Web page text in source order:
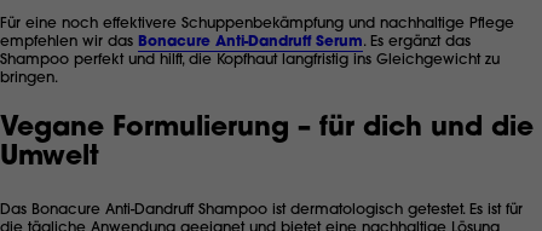
Für eine noch effektivere Schuppenbekämpfung und nachhaltige Pflege
empfehlen wir das Bonacure Anti-Dandruff Serum. Es ergänzt das
Shampoo perfekt und hilft, die Kopfhaut langfristig ins Gleichgewicht zu
bringen.
Vegane Formulierung – für dich und die
Umwelt
Das Bonacure Anti-Dandruff Shampoo ist dermatologisch getestet. Es ist für